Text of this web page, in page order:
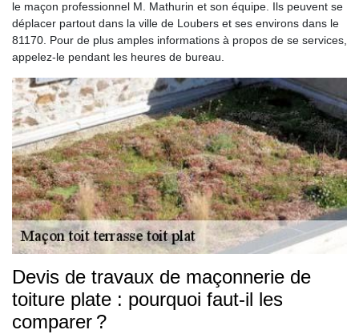
le maçon professionnel M. Mathurin et son équipe. Ils peuvent se
déplacer partout dans la ville de Loubers et ses environs dans le
81170. Pour de plus amples informations à propos de se services,
appelez-le pendant les heures de bureau.
Devis de travaux de maçonnerie de
toiture plate : pourquoi faut-il les
comparer ?